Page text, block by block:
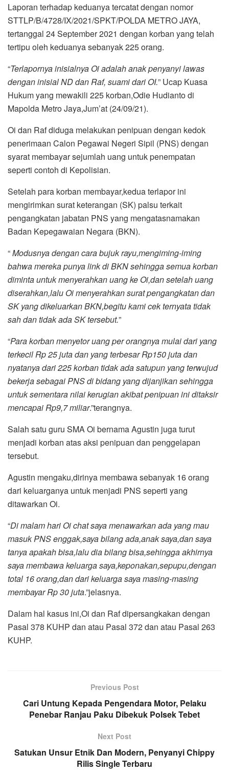
Laporan terhadap keduanya tercatat dengan nomor
STTLP/B/4728/IX/2021/SPKT/POLDA METRO JAYA,
tertanggal 24 September 2021 dengan korban yang telah
tertipu oleh keduanya sebanyak 225 orang.
“Terlapornya inisialnya Oi adalah anak penyanyi lawas
dengan inisial ND dan Raf, suami dari OI.” Ucap Kuasa
Hukum yang mewakili 225 korban,Odie Hudianto di
Mapolda Metro Jaya,Jum’at (24/09/21).
Oi dan Raf diduga melakukan penipuan dengan kedok
penerimaan Calon Pegawai Negeri Sipil (PNS) dengan
syarat membayar sejumlah uang untuk penempatan
seperti contoh di Kepolisian.
Setelah para korban membayar,kedua terlapor ini
mengirimkan surat keterangan (SK) palsu terkait
pengangkatan jabatan PNS yang mengatasnamakan
Badan Kepegawaian Negara (BKN).
“Modusnya dengan cara bujuk rayu,mengiming-iming
bahwa mereka punya link di BKN sehingga semua korban
diminta untuk menyerahkan uang ke Oi,dan setelah uang
diserahkan,lalu Oi menyerahkan surat pengangkatan dan
SK yang dikeluarkan BKN,begitu kami cek ternyata tidak
sah dan tidak ada SK tersebut.”
“Para korban menyetor uang per orangnya mulai dari yang
terkecil Rp 25 juta dan yang terbesar Rp150 juta dan
nyatanya dari 225 korban tidak ada satupun yang terwujud
bekerja sebagai PNS di bidang yang dijanjikan sehingga
untuk sementara nilai kerugian akibat penipuan ini ditaksir
mencapai Rp9,7 miliar.”terangnya.
Salah satu guru SMA Oi bernama Agustin juga turut
menjadi korban atas aksi penipuan dan penggelapan
tersebut.
Agustin mengaku,dirinya membawa sebanyak 16 orang
dari keluarganya untuk menjadi PNS seperti yang
ditawarkan Oi.
“Di malam hari Oi chat saya menawarkan ada yang mau
masuk PNS enggak,saya bilang ada,anak saya,dan saya
tanya apakah bisa,lalu dia bilang bisa,sehingga akhirnya
saya membawa keluarga saya,keponakan,sepupu,dengan
total 16 orang,dan dari keluarga saya masing-masing
membayar Rp 30 juta.”jelasnya.
Dalam hal kasus ini,Oi dan Raf dipersangkakan dengan
Pasal 378 KUHP dan atau Pasal 372 dan atau Pasal 263
KUHP.
Previous Post
Cari Untung Kepada Pengendara Motor, Pelaku
Penebar Ranjau Paku Dibekuk Polsek Tebet
Next Post
Satukan Unsur Etnik Dan Modern, Penyanyi Chippy
Rilis Single Terbaru